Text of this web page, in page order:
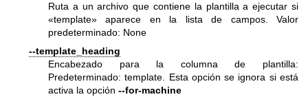
Ruta a un archivo que contiene la plantilla a ejecutar si
«template» aparece en la lista de campos. Valor
predeterminado: None
--template_heading
Encabezado para la columna de plantilla:
Predeterminado: template. Esta opción se ignora si está
activa la opción --for-machine